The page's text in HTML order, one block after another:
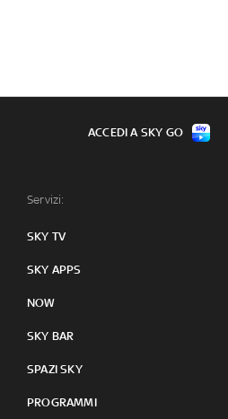
Servizi:
SKY TV
SKY APPS
NOW
SKY BAR
SPAZI SKY
PROGRAMMI
ACCEDI A SKY GO